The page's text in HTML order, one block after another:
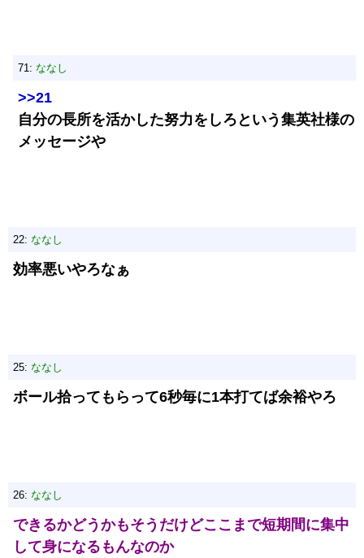
71: ななし
>>21
自分の長所を活かした努力をしろという集英社様の
メッセージや
22: ななし
効率悪いやろなぁ
25: ななし
ボール拾ってもらって6秒毎に1本打てば余裕やろ
26: ななし
できるかどうかもそうだけどここまで短期間に集中
して身になるもんなのか